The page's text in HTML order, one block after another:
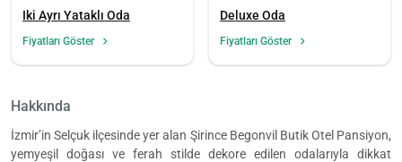
Iki Ayrı Yataklı Oda
Fiyatları Göster
Deluxe Oda
Fiyatları Göster
Hakkında
İzmir’in Selçuk ilçesinde yer alan Şirince Begonvil Butik Otel Pansiyon,
yemyeşil doğası ve ferah stilde dekore edilen odalarıyla dikkat